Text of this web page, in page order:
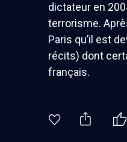
dictateur en
terrorisme.
Paris qu’il est
récits) dont
français.